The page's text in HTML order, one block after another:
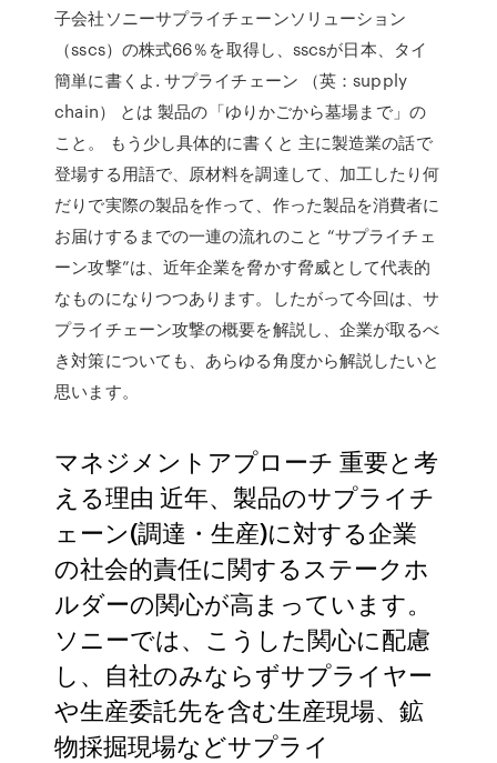
子会社ソニーサプライチェーンソリューション
（sscs）の株式66％を取得し、sscsが日本、タイ
簡単に書くよ. サプライチェーン （英：supply
chain） とは 製品の「ゆりかごから墓場まで」の
こと。 もう少し具体的に書くと 主に製造業の話で
登場する用語で、原材料を調達して、加工したり何
だりで実際の製品を作って、作った製品を消費者に
お届けするまでの一連の流れのこと “サプライチェ
ーン攻撃”は、近年企業を脅かす脅威として代表的
なものになりつつあります。したがって今回は、サ
プライチェーン攻撃の概要を解説し、企業が取るべ
き対策についても、あらゆる角度から解説したいと
思います。
マネジメントアプローチ 重要と考
える理由 近年、製品のサプライチ
ェーン(調達・生産)に対する企業
の社会的責任に関するステークホ
ルダーの関心が高まっています。
ソニーでは、こうした関心に配慮
し、自社のみならずサプライヤー
や生産委託先を含む生産現場、鉱
物採掘現場などサプライ